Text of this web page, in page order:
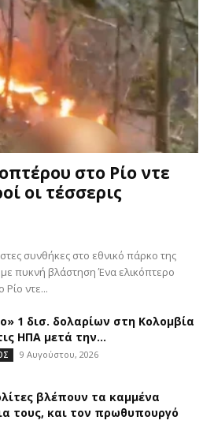
στο Ρίο ντε
οι τέσσερις
συνθήκες στο εθνικό πάρκο της
πυκνή βλάστηση Ένα ελικόπτερο
Ρίο ντε...
1 δισ. δολαρίων στη Κολομβία
ΗΠΑ μετά την...
9 Αυγούστου, 2026
βλέπουν τα καμμένα
τους, και τον πρωθυπουργό